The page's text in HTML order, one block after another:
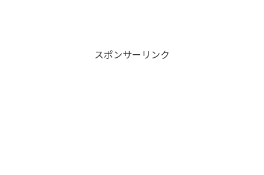
スポンサーリンク